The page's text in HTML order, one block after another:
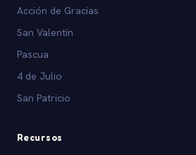
Acción de Gracias
San Valentín
Pascua
4 de Julio
San Patricio
Recursos